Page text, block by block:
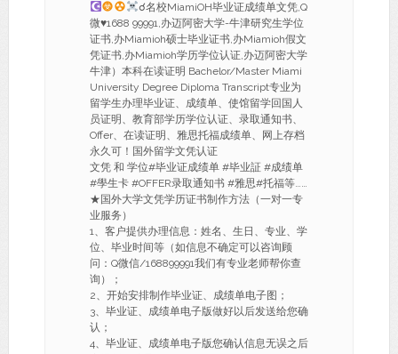
☌名校MiamiOH毕业证成绩单文凭,Q
微♥1688 99991,办迈阿密大学-牛津研究生学位
证书,办Miamioh硕士毕业证书,办Miamioh假文
凭证书,办Miamioh学历学位认证,办迈阿密大学
牛津）本科在读证明 Bachelor/Master Miami
University Degree Diploma Transcript专业为
留学生办理毕业证、成绩单、使馆留学回国人
员证明、教育部学历学位认证、录取通知书、
Offer、在读证明、雅思托福成绩单、网上存档
永久可！国外留学文凭认证
文凭 和 学位#毕业证成绩单 #毕业証 #成绩单
#學生卡 #OFFER录取通知书 #雅思#托福等……
★国外大学文凭学历证书制作方法（一对一专
业服务）
1、客户提供办理信息：姓名、生日、专业、学
位、毕业时间等（如信息不确定可以咨询顾
问：Q微信/168899991我们有专业老师帮你查
询）；
2、开始安排制作毕业证、成绩单电子图；
3、毕业证、成绩单电子版做好以后发送给您确
认；
4、毕业证、成绩单电子版您确认信息无误之后